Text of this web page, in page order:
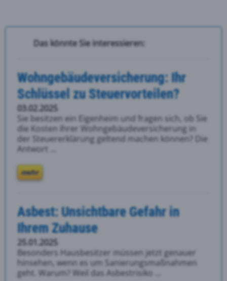
Das könnte Sie interessieren:
Wohngebäudeversicherung: Ihr
Schlüssel zu Steuervorteilen?
03.02.2025
Sie besitzen ein Eigenheim und fragen sich, ob Sie
die Kosten Ihrer Wohngebäudeversicherung in
der Steuererklärung geltend machen können? Die
Antwort ...
mehr
Asbest: Unsichtbare Gefahr in
Ihrem Zuhause
25.01.2025
Besonders Hausbesitzer müssen jetzt genauer
hinsehen, wenn es um Sanierungsmaßnahmen
geht. Warum? Weil das Asbestrisiko ...